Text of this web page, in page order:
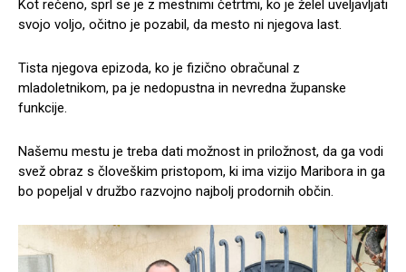
Kot rečeno, sprl se je z mestnimi četrtmi, ko je želel uveljavljati
svojo voljo, očitno je pozabil, da mesto ni njegova last.
Tista njegova epizoda, ko je fizično obračunal z
mladoletnikom, pa je nedopustna in nevredna županske
funkcije.
Našemu mestu je treba dati možnost in priložnost, da ga vodi
svež obraz s človeškim pristopom, ki ima vizijo Maribora in ga
bo popeljal v družbo razvojno najbolj prodornih občin.